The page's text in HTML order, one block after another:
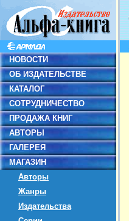
НОВОСТИ
ОБ ИЗДАТЕЛЬСТВЕ
КАТАЛОГ
СОТРУДНИЧЕСТВО
ПРОДАЖА КНИГ
АВТОРЫ
ГАЛЕРЕЯ
МАГАЗИН
Авторы
Жанры
Издательства